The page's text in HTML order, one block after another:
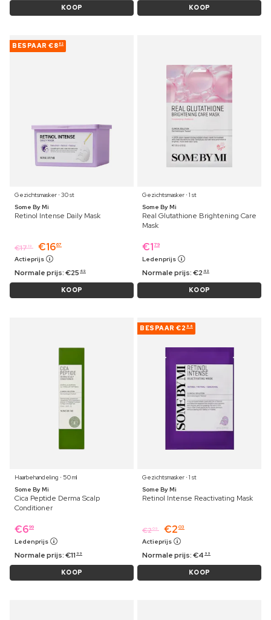
KOOP KOOP
BESPAAR €8 82
Gezichtsmasker ⋅ 30 st
Some By Mi
Retinol Intense Daily Mask
€1719 €1667
Actieprijs
Normale prijs:€25 49
KOOP
Gezichtsmasker ⋅ 1 st
Some By Mi
Real Glutathione Brightening Care
Mask
€1 79
Ledenprijs
Normale prijs:€2 49
KOOP
Haarbehandeling ⋅ 50 ml
Some By Mi
Cica Peptide Derma Scalp
Conditioner
€699
Ledenprijs
Normale prijs:€11 99
KOOP
BESPAAR €2 96
Gezichtsmasker ⋅ 1 st
Some By Mi
Retinol Intense Reactivating Mask
€209 €2 03
Actieprijs
Normale prijs:€4 99
KOOP